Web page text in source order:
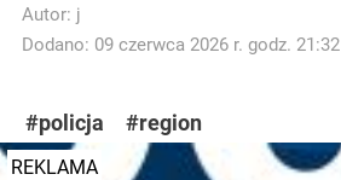
Autor: j
Dodano: 09 czerwca 2026 r. godz. 21:32
#policja #region
REKLAMA